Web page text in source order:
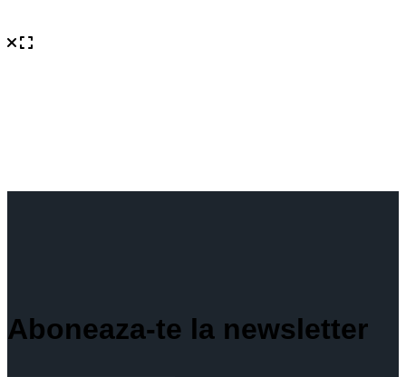
Aboneaza-te la newsletter